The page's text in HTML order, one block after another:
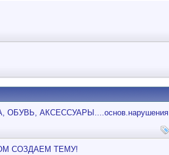
ОБУВЬ, АКСЕССУАРЫ....основ.нарушения
СОЗДАЕМ ТЕМУ!